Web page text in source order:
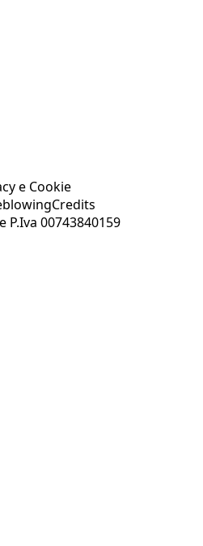
e Cookie
Credits
00743840159